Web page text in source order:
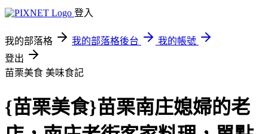
登入
我的部落格 我的部落格後台
我的帳號
登出
苗栗美食 美味食記
{苗栗美食}苗栗南庄媳婦的老